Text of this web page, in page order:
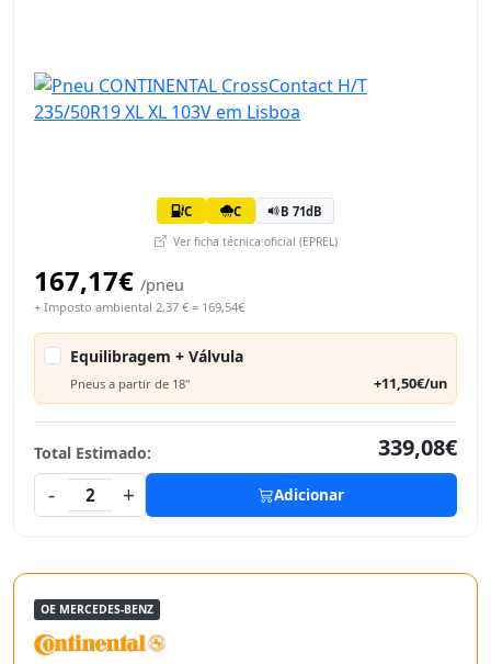
C C B 71dB
Ver ficha técnica oficial (EPREL)
167,17€ /pneu
+ Imposto ambiental 2,37 € = 169,54€
Equilibragem + Válvula
Pneus a partir de 18" +11,50€/un
Total Estimado:
339,08€
-
2 + Adicionar
OE MERCEDES-BENZ